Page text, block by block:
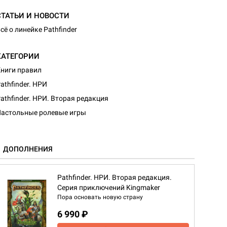
И НОВОСТИ
о линейке Pathfinder
правил
НРИ
НРИ. Вторая редакция
ролевые игры
ДОПОЛНЕНИЯ
Pathfinder. НРИ. Вторая редакция.
Серия приключений Kingmaker
Пора основать новую страну
6 990 ₽